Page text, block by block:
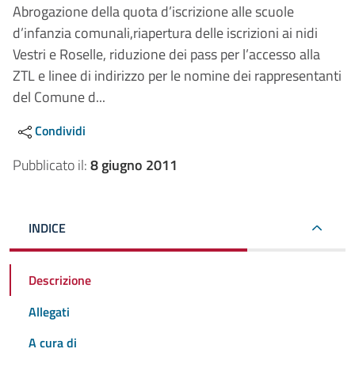
Abrogazione della quota d’iscrizione alle scuole
d’infanzia comunali,riapertura delle iscrizioni ai nidi
Vestri e Roselle, riduzione dei pass per l’accesso alla
ZTL e linee di indirizzo per le nomine dei rappresentanti
del Comune d...
Condividi
Pubblicato il:8 giugno 2011
INDICE
Descrizione
Allegati
A cura di